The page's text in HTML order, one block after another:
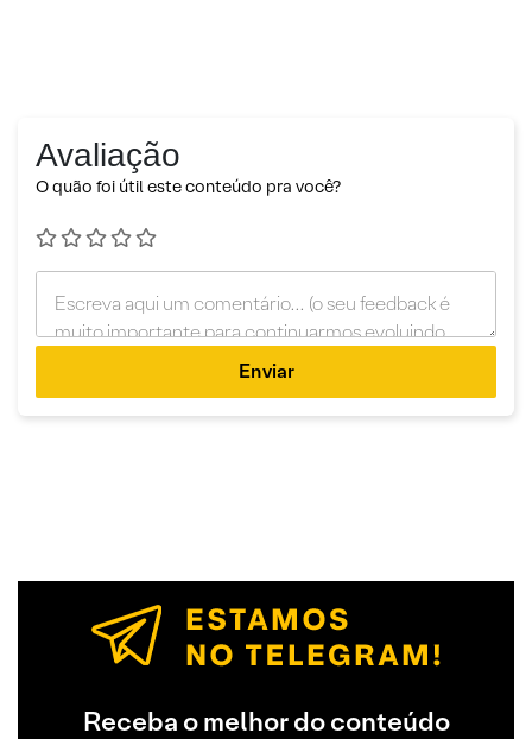
Avaliação
O quão foi útil este conteúdo pra você?
Enviar
Receba o melhor do conteúdo